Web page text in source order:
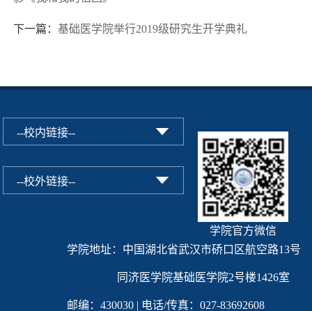
下一篇：基础医学院举行2019级研究生开学典礼
学院官方微信
学院地址：中国湖北省武汉市硚口区航空路13号
同济医学院基础医学院2号楼1426室
邮编：430030 | 电话/传真：027-83692608